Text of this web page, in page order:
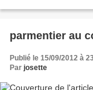
1 ZESTE DE CITRON
parmentier au
Publié le 15/09/2012 à
Par josette